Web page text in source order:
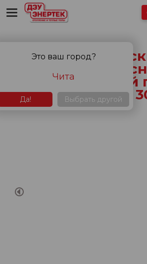
пленочный
ЭНЕРПИЯ
Это ваш город?
Чита
Да! Выбрать другой